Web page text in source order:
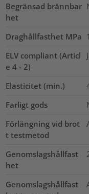
Begränsad brännbar
het
Draghållfasthet MPa
ELV compliant (Articl
e 4 - 2)
Elasticitet (min.)
Farligt gods
Förlängning vid brot
t testmetod
Genomslagshållfast
het
Genomslagshållfast